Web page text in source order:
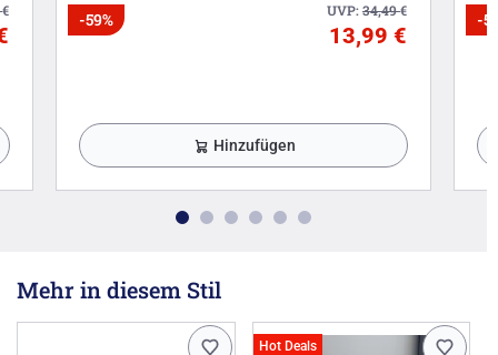
€ UVP:34,49€
-59%
13,99 €
Hinzufügen
-
Mehr in diesem Stil
Hot Deals